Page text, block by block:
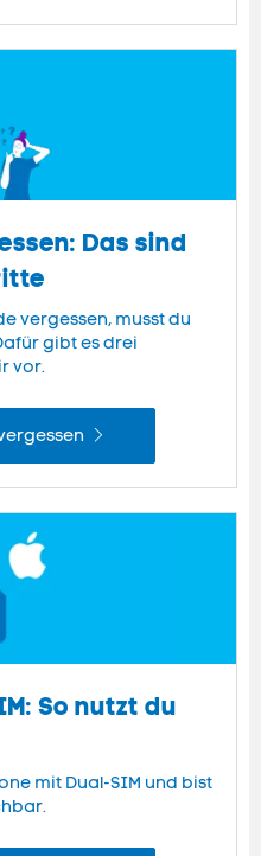
Das sind
vergessen, musst du
gibt es drei
vor.
So nutzt du
mit Dual-SIM und bist